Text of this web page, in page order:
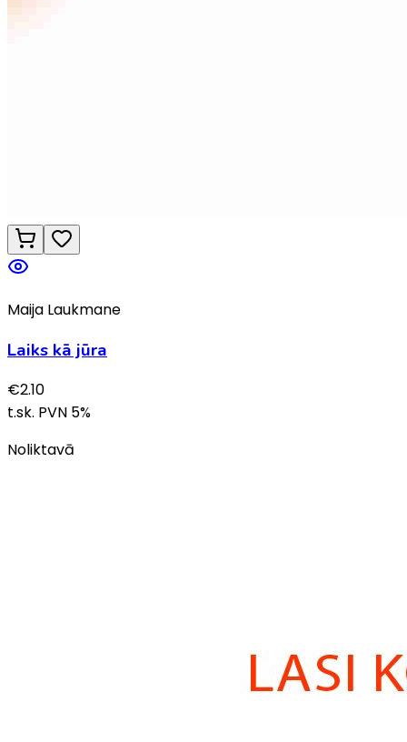
Maija Laukmane
Laiks kā jūra
€2.10
t.sk. PVN 5%
Noliktavā